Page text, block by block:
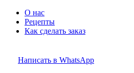
О нас
Рецепты
Как сделать заказ
Написать в WhatsApp